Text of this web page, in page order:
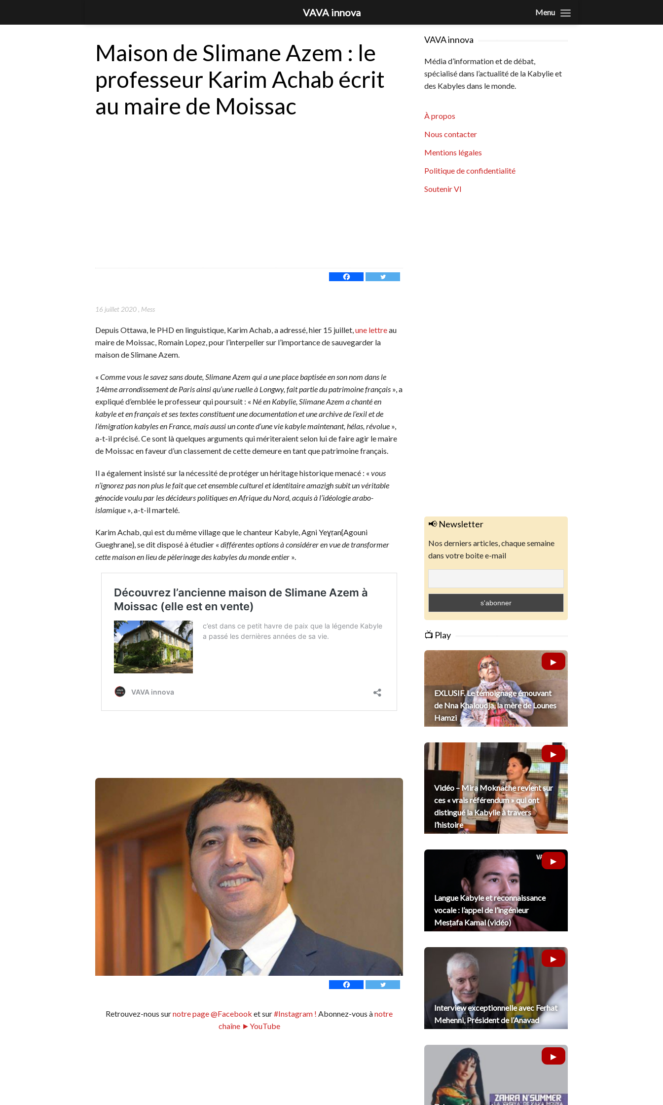
Maison de Slimane Azem : le
professeur Karim Achab écrit
au maire de Moissac
16 juillet 2020, Mess
Depuis Ottawa, le PHD en linguistique, Karim Achab, a adressé, hier 15 juillet,une lettreau
maire de Moissac, Romain Lopez, pour l’interpeller sur l’importance de sauvegarder la
maison de Slimane Azem.
«Comme vous le savez sans doute, Slimane Azem qui a une place baptisée en son nom dans le
14ème arrondissement de Paris ainsi qu’une ruelle à Longwy, fait partie du patrimoine français », a
expliqué d’emblée le professeur qui poursuit : « Né en Kabylie, Slimane Azem a chanté en
kabyle et en français et ses textes constituent une documentation et une archive de l’exil et de
l’émigration kabyles en France, mais aussi un conte d’une vie kabyle maintenant, hélas, révolue »,
a-t-il précisé. Ce sont là quelques arguments qui mériteraient selon lui de faire agir le maire
de Moissac en faveur d’un classement de cette demeure en tant que patrimoine français.
Il a également insisté sur la nécessité de protéger un héritage historique menacé : « vous
n’ignorez pas non plus le fait que cet ensemble culturel et identitaire amazigh subit un véritable
génocide voulu par les décideurs politiques en Afrique du Nord, acquis à l’idéologie arabo-
islamique », a-t-il martelé.
Karim Achab, qui est du même village que le chanteur Kabyle, Agni Yeɣṛan{Agouni
Gueghrane}, se dit disposé à étudier «différentes options à considérer en vue de transformer
cette maison en lieu de pèlerinage des kabyles du monde entier ».
Retrouvez-nous surnotre page @Facebook et sur#Instagram ! Abonnez-vous ànotre
chaîne ►YouTube
VAVA innova
Média d’information et de débat,
spécialisé dans l’actualité de la Kabylie et
des Kabyles dans le monde.
À propos
Nous contacter
Mentions légales
Politique de confidentialité
Soutenir VI
📢 Newsletter
Nos derniers articles, chaque semaine
dans votre boite e-mail
📺 Play
EXLUSIF. Le témoignage émouvant
de Nna Khaloudja, la mère de Lounes
Hamzi
Vidéo – Mira Moknache revient sur
ces « vrais référendum » qui ont
distingué la Kabylie à travers
l’histoire
Langue Kabyle et reconnaissance
vocale : l’appel de l’ingénieur
Mesṭafa Kamal (vidéo)
Interview exceptionnelle avec Ferhat
Mehenni, Président de l’Anavad
VAVA innova Menu